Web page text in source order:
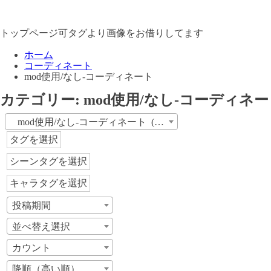
トップページ可タグより画像をお借りしてます
ホーム
コーディネート
mod使用/なし-コーディネート
カテゴリー: mod使用/なし-コーディネ
mod使用/なし-コーディネート (80)
タグを選択
シーンタグを選択
キャラタグを選択
投稿期間
並べ替え選択
カウント
降順（高い順）